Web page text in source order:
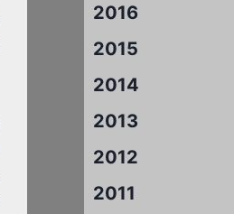
2016
2015
2014
2013
2012
2011